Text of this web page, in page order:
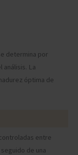
determina por
análisis. La
óptima de
entre
de una